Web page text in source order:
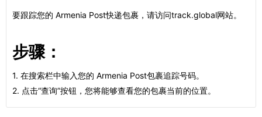
要跟踪您的 Armenia Post快递包裹，请访问track.global网站。
步骤：
1. 在搜索栏中输入您的 Armenia Post包裹追踪号码。
2. 点击“查询”按钮，您将能够查看您的包裹当前的位置。